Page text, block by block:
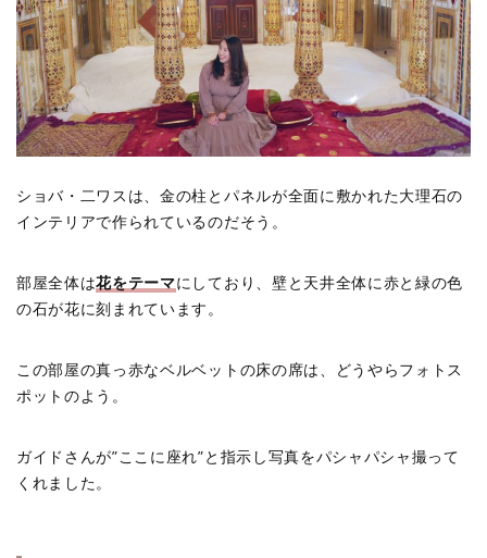
ショバ・二ワスは、金の柱とパネルが全面に敷かれた大理石の
インテリアで作られているのだそう。
部屋全体は花をテーマにしており、壁と天井全体に赤と緑の色
の石が花に刻まれています。
この部屋の真っ赤なベルベットの床の席は、どうやらフォトス
ポットのよう。
ガイドさんが”ここに座れ”と指示し写真をパシャパシャ撮って
くれました。